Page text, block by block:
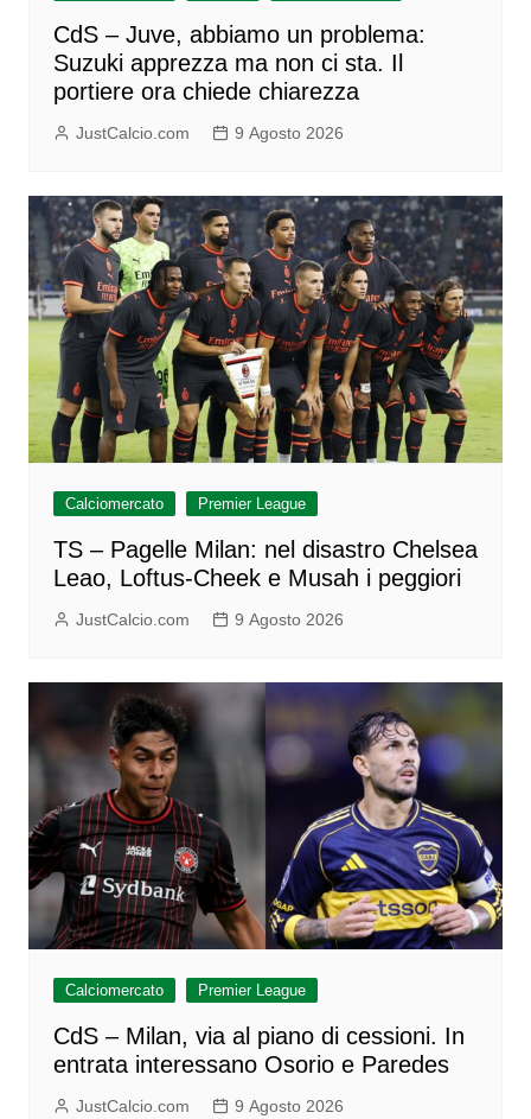
CdS – Juve, abbiamo un problema:
Suzuki apprezza ma non ci sta. Il
portiere ora chiede chiarezza
JustCalcio.com 9 Agosto 2026
Calciomercato Premier League
TS – Pagelle Milan: nel disastro Chelsea
Leao, Loftus-Cheek e Musah i peggiori
JustCalcio.com 9 Agosto 2026
Calciomercato Premier League
CdS – Milan, via al piano di cessioni. In
entrata interessano Osorio e Paredes
JustCalcio.com 9 Agosto 2026